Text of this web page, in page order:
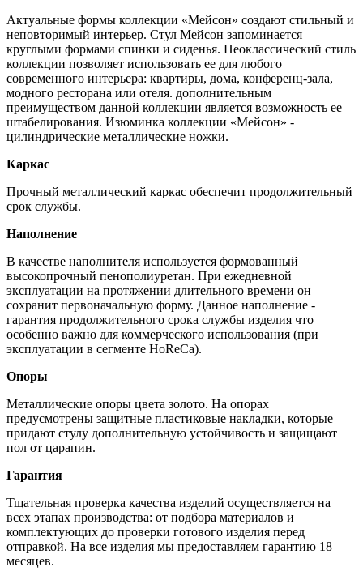
Актуальные формы коллекции «Мейсон» создают стильный и
неповторимый интерьер. Стул Мейсон запоминается
круглыми формами спинки и сиденья. Неоклассический стиль
коллекции позволяет использовать ее для любого
современного интерьера: квартиры, дома, конференц-зала,
модного ресторана или отеля. дополнительным
преимуществом данной коллекции является возможность ее
штабелирования. Изюминка коллекции «Мейсон» -
цилиндрические металлические ножки.
Каркас
Прочный металлический каркас обеспечит продолжительный
срок службы.
Наполнение
В качестве наполнителя используется формованный
высокопрочный пенополиуретан. При ежедневной
эксплуатации на протяжении длительного времени он
сохранит первоначальную форму. Данное наполнение -
гарантия продолжительного срока службы изделия что
особенно важно для коммерческого использования (при
эксплуатации в сегменте HoReCa).
Опоры
Металлические опоры цвета золото. На опорах
предусмотрены защитные пластиковые накладки, которые
придают стулу дополнительную устойчивость и защищают
пол от царапин.
Гарантия
Тщательная проверка качества изделий осуществляется на
всех этапах производства: от подбора материалов и
комплектующих до проверки готового изделия перед
отправкой. На все изделия мы предоставляем гарантию 18
месяцев.